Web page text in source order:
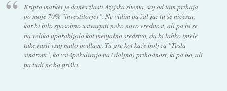
Kripto market je danes zlasti Azijska shema, saj od tam prihaja
po moje 70% "investitorjev". Ne vidim pa žal jaz tu še ničesar,
kar bi bilo sposobno ustvarjati neko novo vrednost, ali pa bi se
na veliko uporabljalo kot menjalno sredstvo, da bi lahko imele
take rasti vsaj malo podlage. Tu gre kot kaže bolj za "Tesla
sindrom", ko vsi špekulirajo na (daljno) prihodnost, ki pa bo, ali
pa tudi ne bo prišla.